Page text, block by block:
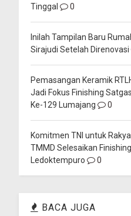
Tinggal
0
Inilah Tampilan Baru
Sirajudi Setelah Direnovasi
Pemasangan Keramik
Jadi Fokus Finishing
Ke-129 Lumajang
0
Komitmen TNI untuk
TMMD Selesaikan
Ledoktempuro
0
BACA JUGA